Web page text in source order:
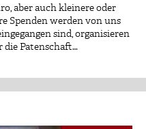
aber auch kleinere oder
Spenden werden von uns
sind, organisieren
Patenschaft…